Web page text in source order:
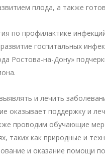
плода, а также
по профилактике
госпитальных
Ростова-на-Дону»
и лечить
оказывает поддержку и
проводим обучающие
таких как природные и
и оказание помощи